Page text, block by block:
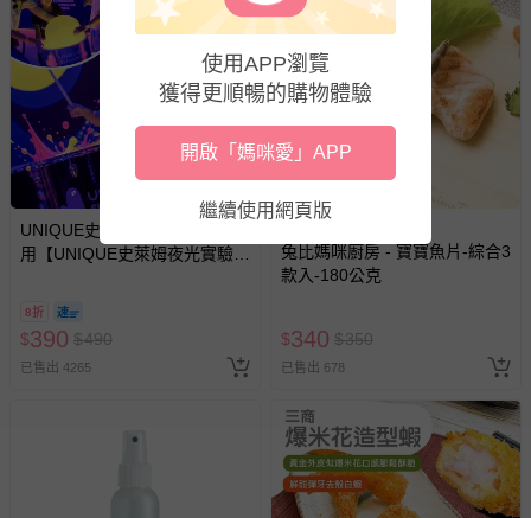
製造廠商或國內負責廠商電話：03-3690985
食品業者登錄字號：O-153874565-00000-5
製造廠商或國內負責廠商地址：新北市萬里區野柳里港西64
號3樓
退換貨須知
您所購買的商品享有7天的鑑賞期／猶豫期權益，但此期間
並非試用期，您所退回的商品必須是未經使用的全新狀態，
包含完整包裝、配件、說明文件及贈品等。
如需退換貨，請於收到商品7天（含例假日內提出），如為
瑕疵退換貨所產生的運費，將由媽咪愛負責處理，若非瑕疵
退貨，您可至『查詢訂單』>『已出貨』中查詢該筆訂單，
並點選『我要退貨』即可進行申請。若有相關退貨問題，請
針對滿件折/滿額贈…等活動，如因部份退貨，而該訂單保
留商品未達活動門檻，將以原價計算，活動贈品亦需一併退
UNIQUE史萊姆實驗室 - 即買即
用【UNIQUE史萊姆夜光實驗室
人小孩均一價(3歲以上需購票))
8折
$390 $490
已售出 4265
兔比媽咪廚房 - 寶寶魚片-綜合3
款入-180公克
$340 $350
已售出 678
使用APP瀏覽
獲得更順暢的購物體驗
開啟「媽咪愛」APP
繼續使用網頁版